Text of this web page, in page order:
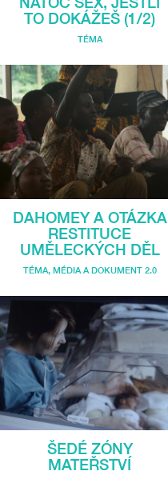
TO DOKÁŽEŠ (1/2)
TÉMA
DAHOMEY A OTÁZKA
RESTITUCE
UMĚLECKÝCH DĚL
TÉMA, MÉDIA A DOKUMENT 2.0
ŠEDÉ ZÓNY
MATEŘSTVÍ